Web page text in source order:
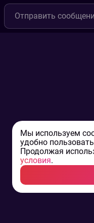
Мы используем
удобно
Продолжая
условия.